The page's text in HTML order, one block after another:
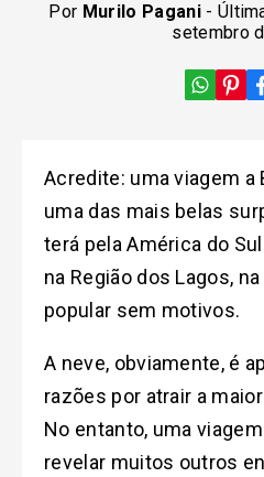
Por Murilo Pagani-
setembro
Acredite: uma viagem a
uma das mais belas
terá pela América do
na Região dos Lagos,
popular sem motivos.
A neve, obviamente, é
razões por atrair a
No entanto, uma
revelar muitos outros